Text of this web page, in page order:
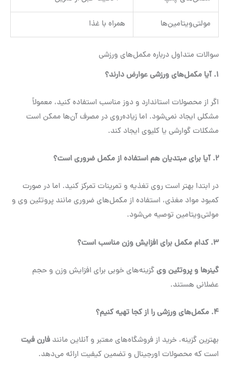
مولتی‌ویتامین‌ها همراه با غذا
سوالات متداول درباره مکمل‌های ورزشی
۱. آیا مکمل‌های ورزشی عوارض دارند؟
اگر از محصولات استاندارد و دوز مناسب استفاده کنید، معمولاً
مشکلی ایجاد نمی‌شود. اما زیاده‌روی در مصرف آن‌ها ممکن است
مشکلات گوارشی یا کلیوی ایجاد کند.
۲. آیا برای مبتدیان هم استفاده از مکمل ضروری است؟
در ابتدا بهتر است روی تغذیه و تمرینات تمرکز کنید. اما در صورت
کمبود مواد مغذی، استفاده از مکمل‌های ضروری مانند پروتئین وی و
مولتی‌ویتامین توصیه می‌شود.
۳.کدام مکمل برای افزایش وزن مناسب است؟
گینرها و پروتئین ویگزینه‌های خوبی برای افزایش وزن و حجم
عضلانی هستند.
۴. مکمل‌های ورزشی را از کجا تهیه کنیم؟
بهترین گزینه، خرید از فروشگاه‌های معتبر و آنلاین مانند فارن فیت
است که محصولات اورجینال و تضمین کیفیت ارائه می‌دهد.